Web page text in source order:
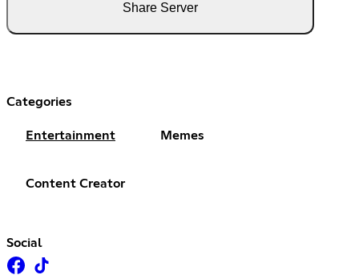
Share Server
Categories
Entertainment Memes
Content Creator
Social